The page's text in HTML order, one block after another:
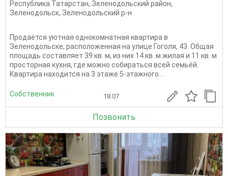
Республика Татарстан, Зеленодольский район,
Зеленодольск, Зеленодольский р-н
Продаётся уютная однокомнатная квартира в
Зеленодольске, расположенная на улице Гоголя, 43. Общая
площадь составляет 39 кв. м, из них 14 кв. м жилая и 11 кв. м
просторная кухня, где можно собираться всей семьёй.
Квартира находится на 3 этаже 5-этажного...
Собственник 18.07
Позвонить